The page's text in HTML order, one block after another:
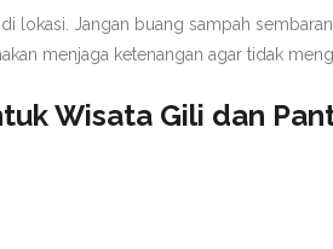
lokasi. Jangan buang sampah
menjaga ketenangan agar tidak
Wisata Gili dan